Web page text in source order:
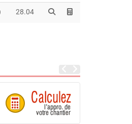
28.04